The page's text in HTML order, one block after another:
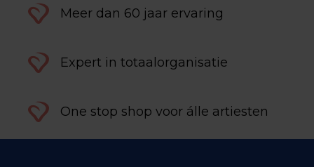
Meer dan 60 jaar ervaring
Expert in totaalorganisatie
One stop shop voor álle artiesten